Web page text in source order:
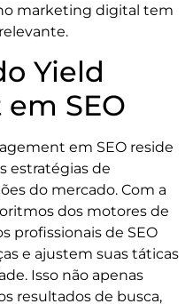
marketing digital tem
Yield
SEO
em SEO reside
estratégias de
do mercado. Com a
dos motores de
profissionais de SEO
e ajustem suas táticas
Isso não apenas
resultados de busca,